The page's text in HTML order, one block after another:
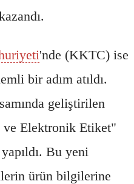
'nde (KKTC) ise
bir adım atıldı.
geliştirilen
Elektronik Etiket"
Bu yeni
ürün bilgilerine